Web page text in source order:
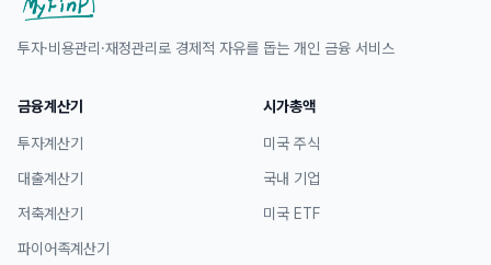
투자·비용관리·재정관리로 경제적 자유를 돕는 개인 금융 서비스
금융계산기
투자계산기
대출계산기
저축계산기
파이어족계산기
시가총액
미국 주식
국내 기업
미국 ETF